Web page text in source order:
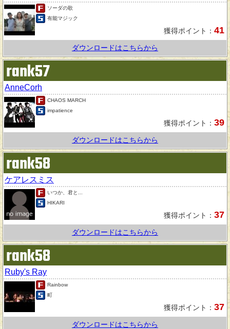
ソーダの歌
有能マジック
獲得ポイント： 41
ダウンロードはこちらから
rank57
AnneCorh
CHAOS MARCH
impatience
獲得ポイント： 39
ダウンロードはこちらから
rank58
ケアレスミス
いつか、君と...
HIKARI
獲得ポイント： 37
ダウンロードはこちらから
rank58
Ruby's Ray
Rainbow
町
獲得ポイント： 37
ダウンロードはこちらから